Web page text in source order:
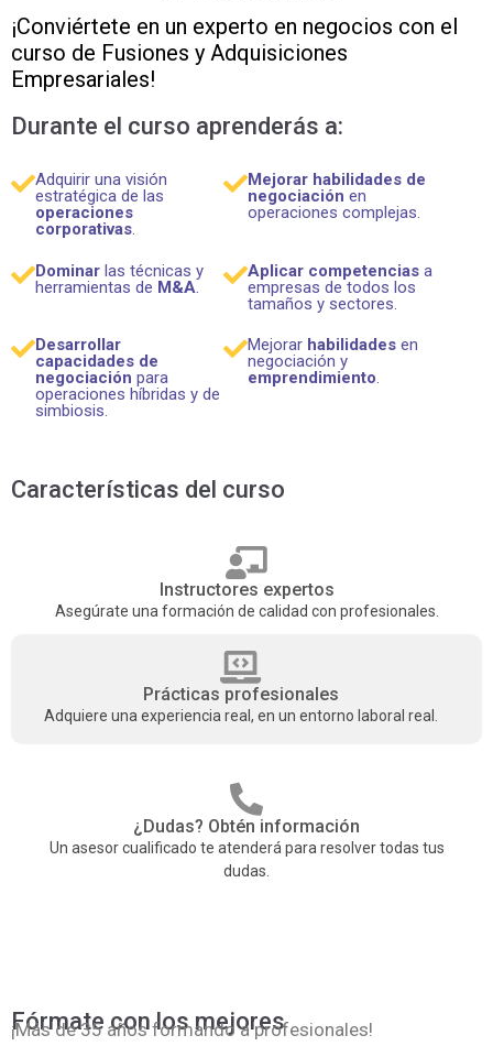
¡Conviértete en un experto en negocios con el
curso de Fusiones y Adquisiciones
Empresariales!
Durante el curso aprenderás a:
Adquirir una visión
estratégica de las
operaciones
corporativas.
Mejorar habilidades de
negociación en
operaciones complejas.
Dominar las técnicas y
herramientas de M&A
Aplicar competenciasa
empresas de todos los
tamaños y sectores.
Desarrollar
capacidades de
negociación para
operaciones híbridas y de
simbiosis.
Mejorar habilidadesen
negociación y
emprendimiento.
Características del curso
Instructores expertos
Asegúrate una formación de calidad con profesionales.
Prácticas profesionales
Adquiere una experiencia real, en un entorno laboral real.
¿Dudas? Obtén información
Un asesor cualificado te atenderá para resolver todas tus
dudas.
Fórmate con los mejores
¡Más de 35 años formando a profesionales!